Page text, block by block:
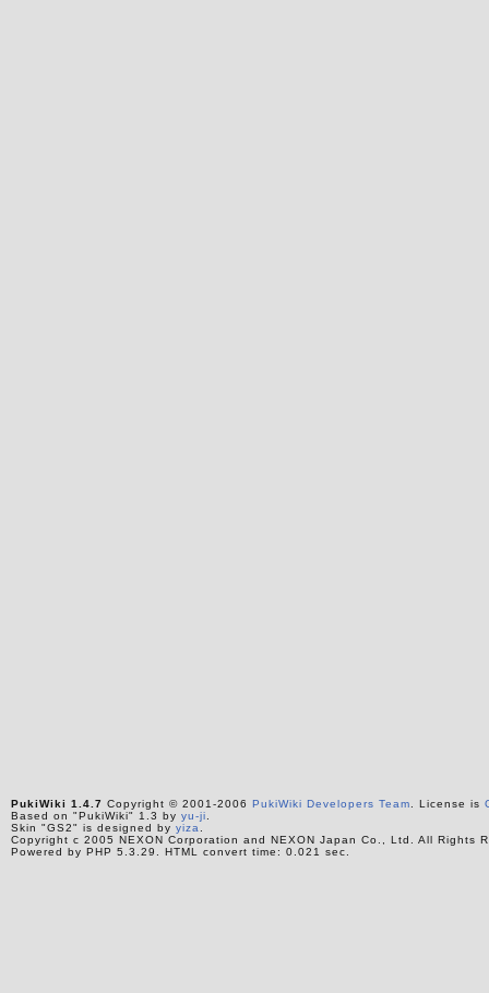
PukiWiki 1.4.7 Copyright © 2001-2006 PukiWiki Developers Team . License is
Based on "PukiWiki" 1.3 by yu-ji
Skin "GS2" is designed by yiza
Copyright c 2005 NEXON Corporation and NEXON Japan Co., Ltd. All Rights
Powered by PHP 5.3.29. HTML convert time: 0.021 sec.